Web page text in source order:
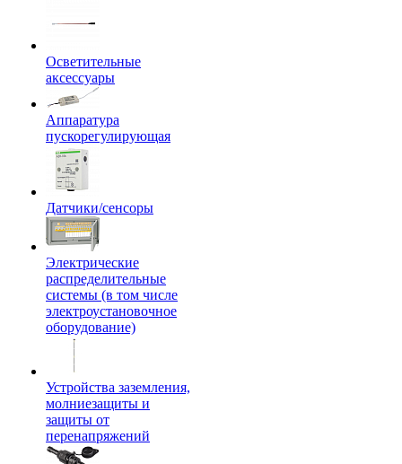
Осветительные
аксессуары
Аппаратура
пускорегулирующая
Датчики/сенсоры
Электрические
распределительные
системы (в том числе
электроустановочное
оборудование)
Устройства заземления,
молниезащиты и
защиты от
перенапряжений